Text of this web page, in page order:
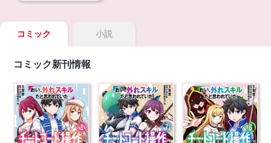
コミック 小説
コミック新刊情報